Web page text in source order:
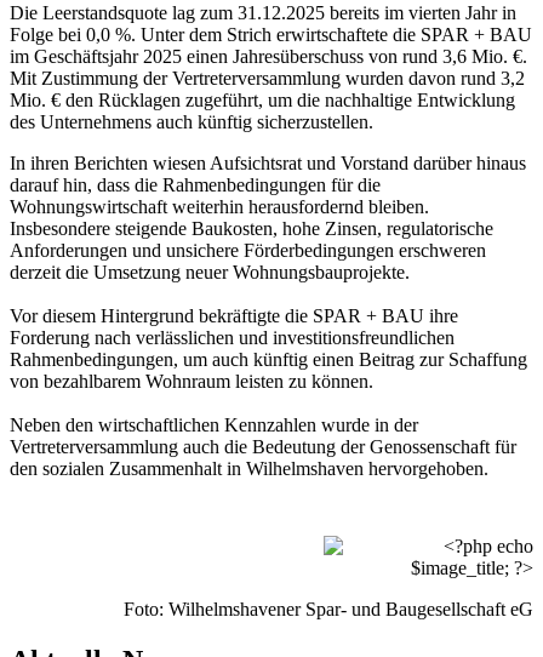
Die Leerstandsquote lag zum 31.12.2025 bereits im vierten Jahr in
Folge bei 0,0 %. Unter dem Strich erwirtschaftete die SPAR + BAU
im Geschäftsjahr 2025 einen Jahresüberschuss von rund 3,6 Mio. €.
Mit Zustimmung der Vertreterversammlung wurden davon rund 3,2
Mio. € den Rücklagen zugeführt, um die nachhaltige Entwicklung
des Unternehmens auch künftig sicherzustellen.
In ihren Berichten wiesen Aufsichtsrat und Vorstand darüber hinaus
darauf hin, dass die Rahmenbedingungen für die
Wohnungswirtschaft weiterhin herausfordernd bleiben.
Insbesondere steigende Baukosten, hohe Zinsen, regulatorische
Anforderungen und unsichere Förderbedingungen erschweren
derzeit die Umsetzung neuer Wohnungsbauprojekte.
Vor diesem Hintergrund bekräftigte die SPAR + BAU ihre
Forderung nach verlässlichen und investitionsfreundlichen
Rahmenbedingungen, um auch künftig einen Beitrag zur Schaffung
von bezahlbarem Wohnraum leisten zu können.
Neben den wirtschaftlichen Kennzahlen wurde in der
Vertreterversammlung auch die Bedeutung der Genossenschaft für
den sozialen Zusammenhalt in Wilhelmshaven hervorgehoben.
Foto: Wilhelmshavener Spar- und Baugesellschaft eG